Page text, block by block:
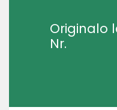
Originalo
Nr.